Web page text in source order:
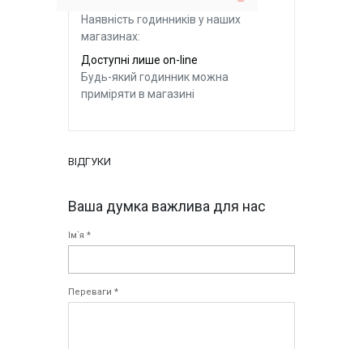
Наявність годинників у наших
магазинах:
Доступні лише on-line
Будь-який годинник можна
приміряти в магазині
ВІДГУКИ
Ваша думка важлива для нас
Ім`я *
Переваги *